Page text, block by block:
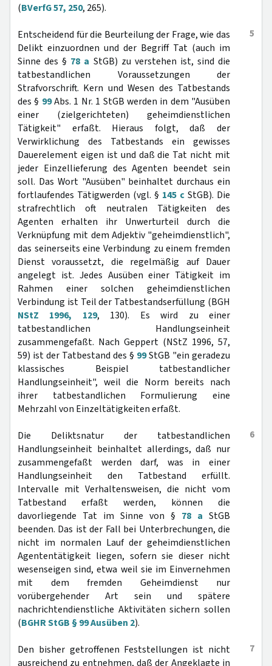
(BVerfG 57, 250, 265).
5
Entscheidend für die Beurteilung der Frage, wie das
Delikt einzuordnen und der Begriff Tat (auch im
Sinne des § 78 a StGB) zu verstehen ist, sind die
tatbestandlichen Voraussetzungen der
Strafvorschrift. Kern und Wesen des Tatbestands
des § 99Abs. 1 Nr. 1 StGB werden in dem "Ausüben
einer (zielgerichteten) geheimdienstlichen
Tätigkeit" erfaßt. Hieraus folgt, daß der
Verwirklichung des Tatbestands ein gewisses
Dauerelement eigen ist und daß die Tat nicht mit
jeder Einzellieferung des Agenten beendet sein
soll. Das Wort "Ausüben" beinhaltet durchaus ein
fortlaufendes Tätigwerden (vgl. § 145 c StGB). Die
strafrechtlich oft neutralen Tätigkeiten des
Agenten erhalten ihr Unwerturteil durch die
Verknüpfung mit dem Adjektiv "geheimdienstlich",
das seinerseits eine Verbindung zu einem fremden
Dienst voraussetzt, die regelmäßig auf Dauer
angelegt ist. Jedes Ausüben einer Tätigkeit im
Rahmen einer solchen geheimdienstlichen
Verbindung ist Teil der Tatbestandserfüllung (BGH
NStZ 1996, 129, 130). Es wird zu einer
tatbestandlichen Handlungseinheit
zusammengefaßt. Nach Geppert (NStZ 1996, 57,
59) ist der Tatbestand des § 99StGB "ein geradezu
klassisches Beispiel tatbestandlicher
Handlungseinheit", weil die Norm bereits nach
ihrer tatbestandlichen Formulierung eine
Mehrzahl von Einzeltätigkeiten erfaßt.
6
Die Deliktsnatur der tatbestandlichen
Handlungseinheit beinhaltet allerdings, daß nur
zusammengefaßt werden darf, was in einer
Handlungseinheit den Tatbestand erfüllt.
Intervalle mit Verhaltensweisen, die nicht vom
Tatbestand erfaßt werden, können die
davorliegende Tat im Sinne von § 78 a StGB
beenden. Das ist der Fall bei Unterbrechungen, die
nicht im normalen Lauf der geheimdienstlichen
Agententätigkeit liegen, sofern sie dieser nicht
wesenseigen sind, etwa weil sie im Einvernehmen
mit dem fremden Geheimdienst nur
vorübergehender Art sein und spätere
nachrichtendienstliche Aktivitäten sichern sollen
(BGHR StGB § 99 Ausüben 2).
7
Den bisher getroffenen Feststellungen ist nicht
ausreichend zu entnehmen, daß der Angeklagte in